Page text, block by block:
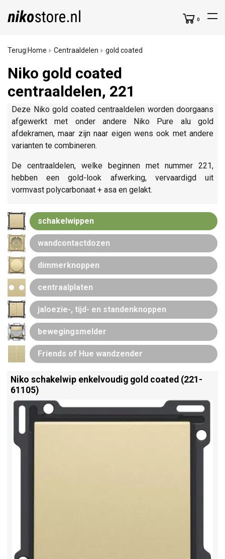
0
Terug Home Centraaldelen gold coated
Niko gold coated
centraaldelen, 221
Deze Niko gold coated centraaldelen worden doorgaans
afgewerkt met onder andere Niko Pure alu gold
afdekramen, maar zijn naar eigen wens ook met andere
varianten te combineren.
De centraaldelen, welke beginnen met nummer 221,
hebben een gold-look afwerking, vervaardigd uit
vormvast polycarbonaat + asa en gelakt.
schakelwippen
wandcontactdozen
dimmerknoppen
centraalplaten
jaloezie-, tijd- en standenknoppen
bewegingsmelder
Friends of Hue wandzender
Niko schakelwip enkelvoudig gold coated (221-
61105)